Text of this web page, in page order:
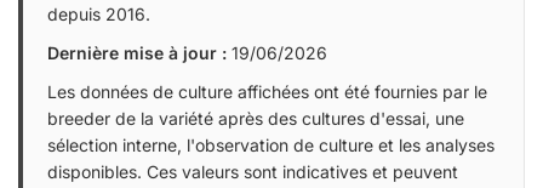
depuis 2016.
Dernière mise à jour : 19/06/2026
Les données de culture affichées ont été fournies par le
breeder de la variété après des cultures d'essai, une
sélection interne, l'observation de culture et les analyses
disponibles. Ces valeurs sont indicatives et peuvent